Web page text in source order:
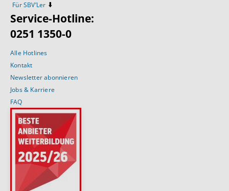
Für SBV’Ler ⬇️
Service-Hotline:
0251 1350-0
Alle Hotlines
Kontakt
Newsletter abonnieren
Jobs & Karriere
FAQ